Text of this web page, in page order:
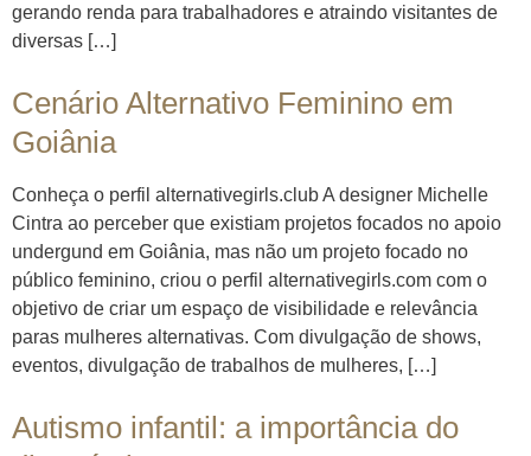
gerando renda para trabalhadores e atraindo visitantes de
diversas […]
Cenário Alternativo Feminino em
Goiânia
Conheça o perfil alternativegirls.club A designer Michelle
Cintra ao perceber que existiam projetos focados no apoio
undergund em Goiânia, mas não um projeto focado no
público feminino, criou o perfil alternativegirls.com com o
objetivo de criar um espaço de visibilidade e relevância
paras mulheres alternativas. Com divulgação de shows,
eventos, divulgação de trabalhos de mulheres, […]
Autismo infantil: a importância do